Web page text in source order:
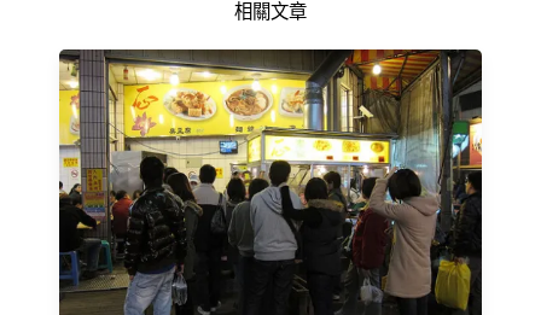
相關文章